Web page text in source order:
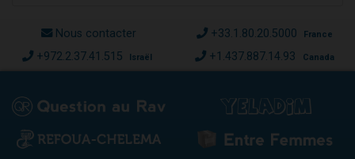
Nous contacter +33.1.80.20.5000 France
+972.2.37.41.515 Israël +1.437.887.14.93 Canada